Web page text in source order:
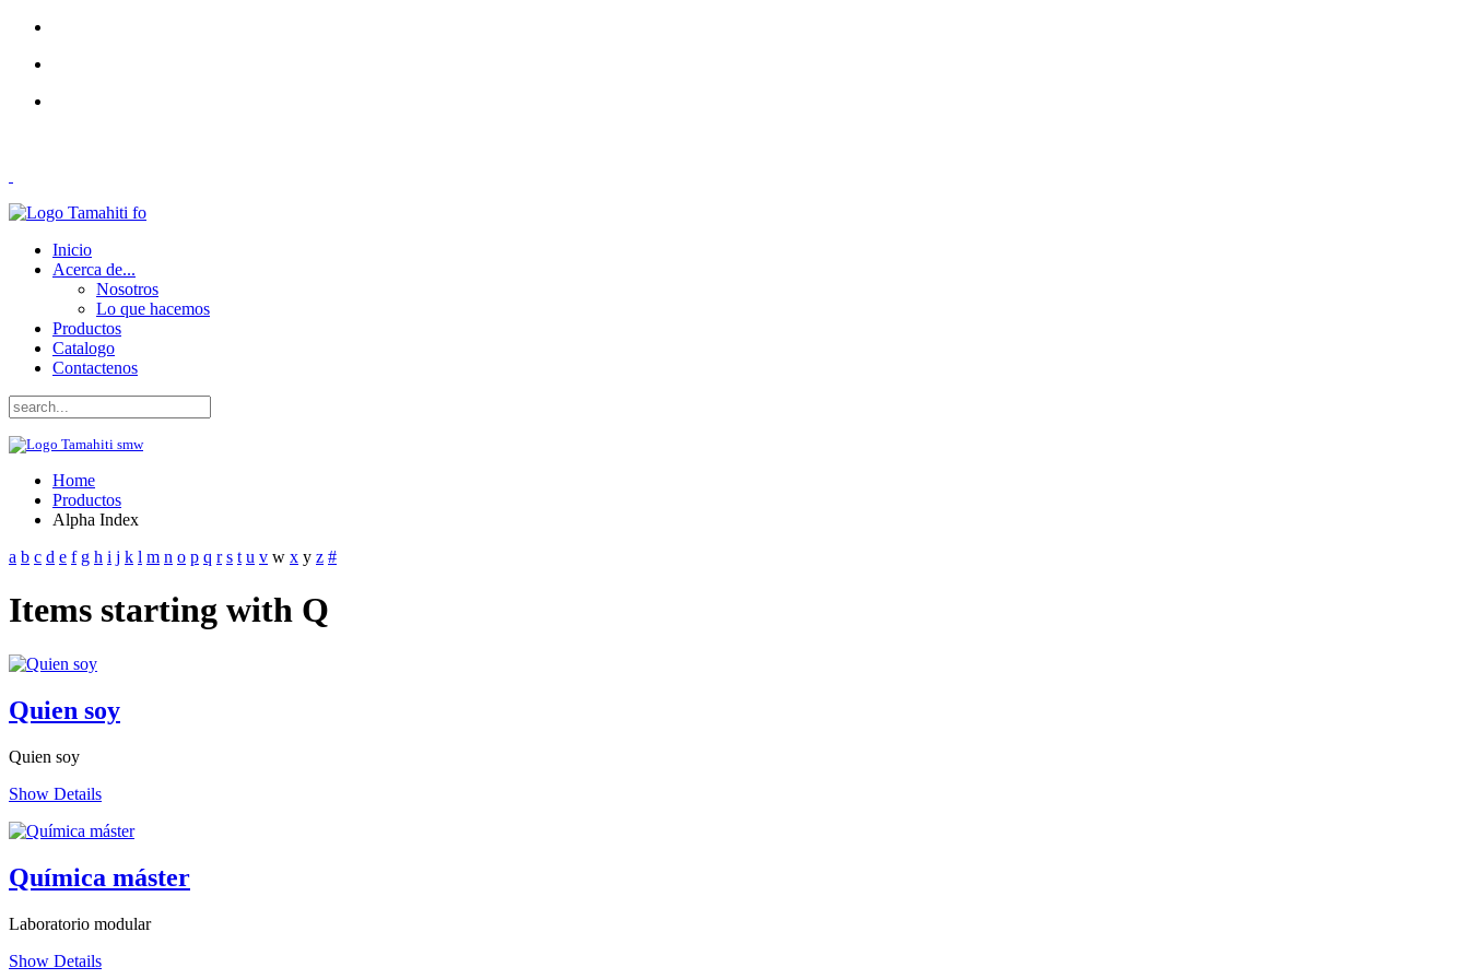
Inicio
Acerca de...
Nosotros
Lo que hacemos
Productos
Catalogo
Contactenos
Home
Productos
Alpha Index
a b c d e f g h i j k l m n o p q r s t u v w x y z #
Items starting with Q
Quien soy
Quien soy
Show Details
Química máster
Laboratorio modular
Show Details